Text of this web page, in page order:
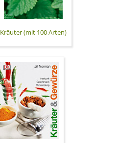
Kräuter (mit 100 Arten)